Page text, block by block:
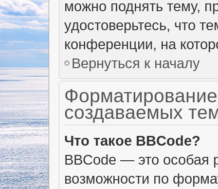
можно поднять тему,
удостоверьтесь, что
конференции, на
Вернуться к началу
создаваемых
Что такое BBCode?
BBCode — это особая
возможности по